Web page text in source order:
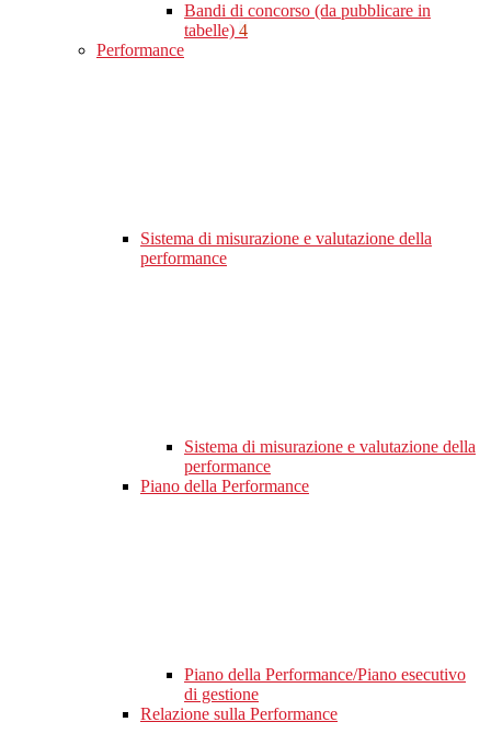
Bandi di concorso (da pubblicare in
tabelle) 4
Performance
Sistema di misurazione e valutazione della
performance
Sistema di misurazione e valutazione della
performance
Piano della Performance
Piano della Performance/Piano esecutivo
di gestione
Relazione sulla Performance